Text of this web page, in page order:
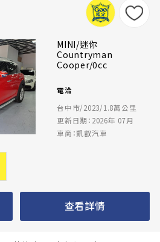
MINI/迷你
Countryman
Cooper/0cc
電洽
台中市/2023/1.8萬公里
更新日期：2026年 07月
車商：凱叡汽車
查看詳情